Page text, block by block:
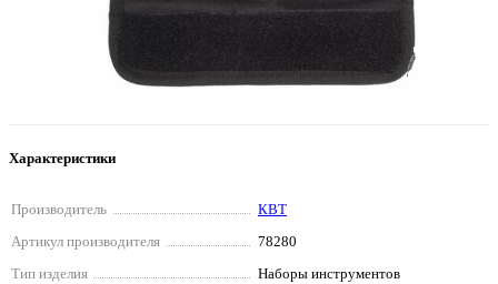
Характеристики
Производитель
КВТ
Артикул производителя
78280
Тип изделия
Наборы инструментов